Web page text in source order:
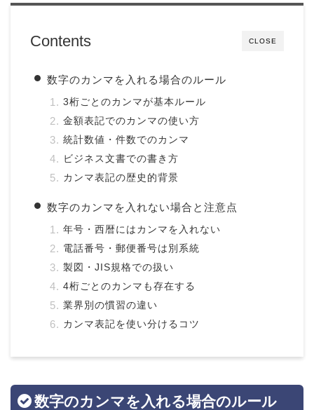
CLOSE
Contents
数字のカンマを入れる場合のルール
3桁ごとのカンマが基本ルール
金額表記でのカンマの使い方
統計数値・件数でのカンマ
ビジネス文書での書き方
カンマ表記の歴史的背景
数字のカンマを入れない場合と注意点
年号・西暦にはカンマを入れない
電話番号・郵便番号は別系統
製図・JIS規格での扱い
4桁ごとのカンマも存在する
業界別の慣習の違い
カンマ表記を使い分けるコツ
数字のカンマを入れる場合のルール